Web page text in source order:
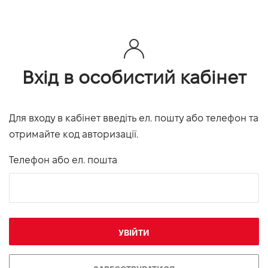
Вхід в особистий кабінет
Для входу в кабінет введіть ел. пошту або телефон та
отримайте код авторизації.
Телефон або ел. пошта
УВІЙТИ